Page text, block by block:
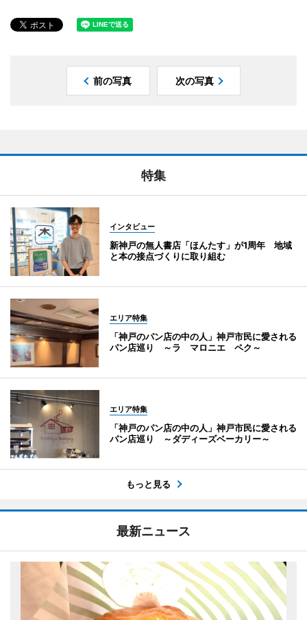
前の写真 次の写真
特集
インタビュー
新神戸の無人書店「ほんたす」が1周年 地域
と本の接点づくりに取り組む
エリア特集
「神戸のパン店の中の人」神戸市民に愛される
パン店巡り ～ラ マロニエ ペク～
エリア特集
「神戸のパン店の中の人」神戸市民に愛される
パン店巡り ～ダディーズベーカリー～
もっと見る
最新ニュース